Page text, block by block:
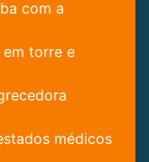
com a
em torre e
médicos